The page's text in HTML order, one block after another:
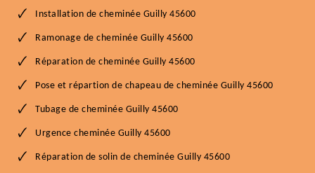
Installation de cheminée Guilly 45600
Ramonage de cheminée Guilly 45600
Réparation de cheminée Guilly 45600
Pose et répartion de chapeau de cheminée Guilly 45600
Tubage de cheminée Guilly 45600
Urgence cheminée Guilly 45600
Réparation de solin de cheminée Guilly 45600